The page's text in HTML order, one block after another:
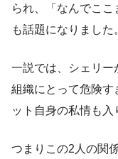
られ、「なんでこ
も話題になりました
一説では、シェリー
組織にとって危険す
ット自身の私情も入
つまりこの2人の関